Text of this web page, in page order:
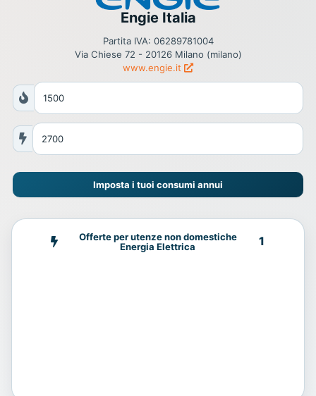
Engie Italia
Partita IVA: 06289781004
Via Chiese 72 - 20126 Milano (milano)
www.engie.it
Imposta i tuoi consumi annui
Offerte per utenze non domestiche
Energia Elettrica
1